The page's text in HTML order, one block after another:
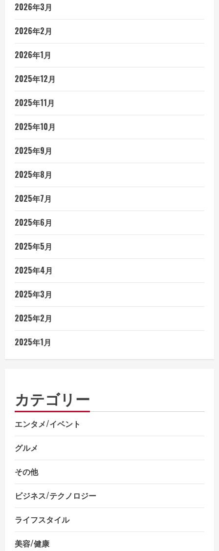
2026年3月
2026年2月
2026年1月
2025年12月
2025年11月
2025年10月
2025年9月
2025年8月
2025年7月
2025年6月
2025年5月
2025年4月
2025年3月
2025年2月
2025年1月
カテゴリー
エンタメ/イベント
グルメ
その他
ビジネス/テクノロジー
ライフスタイル
美容/健康